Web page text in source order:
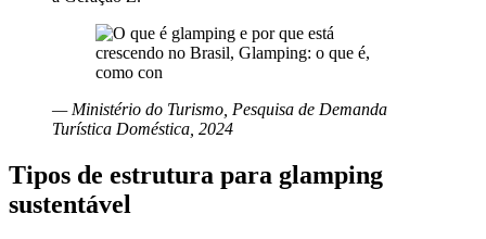
— Ministério do Turismo, Pesquisa de Demanda
Turística Doméstica, 2024
Tipos de estrutura para glamping
sustentável